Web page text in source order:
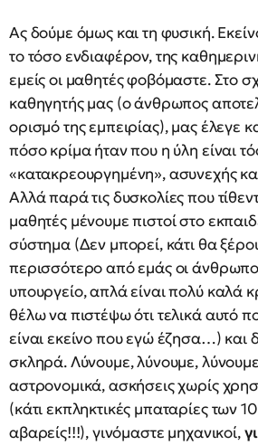
Ας δούμε όμως και τη φυσική.
το τόσο ενδιαφέρον, της
εμείς οι μαθητές φοβόμαστε. Στο
καθηγητής μας (ο άνθρωπος
ορισμό της εμπειρίας), μας έλεγε
πόσο κρίμα ήταν που η ύλη είναι
«κατακρεουργημένη», ασυνεχής
Αλλά παρά τις δυσκολίες που
μαθητές μένουμε πιστοί στο
σύστημα (Δεν μπορεί, κάτι θα
περισσότερο από εμάς οι
υπουργείο, απλά είναι πολύ καλά
θέλω να πιστέψω ότι τελικά αυτό
είναι εκείνο που εγώ έζησα…) και
σκληρά. Λύνουμε, λύνουμε,
αστρονομικά, ασκήσεις χωρίς
(κάτι εκπληκτικές μπαταρίες των
αβαρείς!!!), γινόμαστε μηχανικοί,